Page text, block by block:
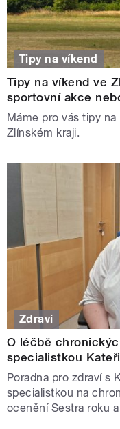
Tipy na víkend
Tipy na víkend ve
sportovní akce
Máme pro vás tipy
Zlínském kraji.
Zdraví
O léčbě
specialistkou
Poradna pro zdraví s
specialistkou na
ocenění Sestra roku